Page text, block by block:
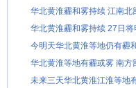
华北黄淮霾和雾持续 江南北
华北黄淮霾和雾持续 27日
今明天华北黄淮等地仍有霾
华北黄淮等地有霾或雾 南方
未来三天华北黄淮江淮等地